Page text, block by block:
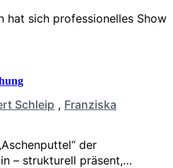
hat sich professionelles Show
Schleip , Franziska
der
– strukturell präsent,…